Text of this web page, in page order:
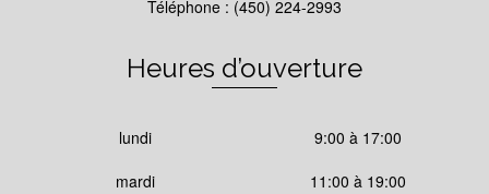
Téléphone : (450) 224-2993
Heures d’ouverture
lundi
9:00 à 17:00
mardi
11:00 à 19:00